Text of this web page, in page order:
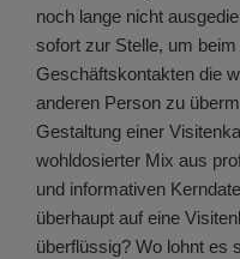
noch lange nicht
sofort zur Stelle, um
Geschäftskontakten die
anderen Person zu
Gestaltung einer
wohldosierter Mix aus
und informativen
überhaupt auf eine
überflüssig? Wo lohnt es